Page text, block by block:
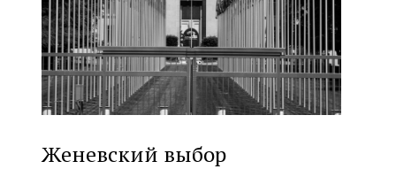
Женевский выбор